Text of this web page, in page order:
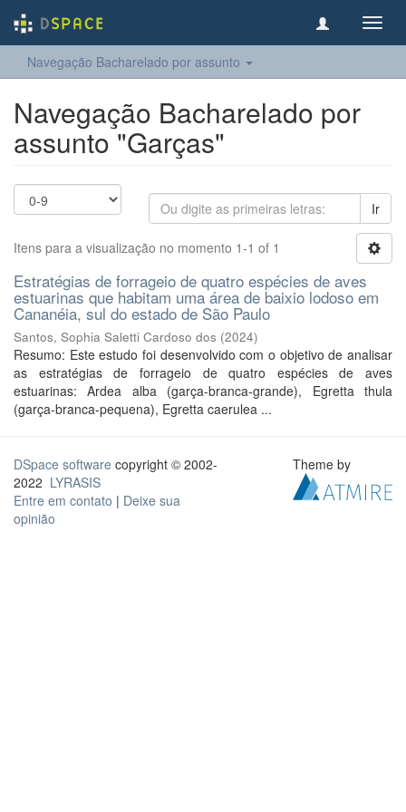
Navegação Bacharelado por assunto
Navegação Bacharelado por
assunto "Garças"
Ir
Itens para a visualização no momento 1-1 of 1
Estratégias de forrageio de quatro espécies de aves
estuarinas que habitam uma área de baixio lodoso em
Cananéia, sul do estado de São Paulo
Santos, Sophia Saletti Cardoso dos (2024)
Resumo: Este estudo foi desenvolvido com o objetivo de analisar
as estratégias de forrageio de quatro espécies de aves
estuarinas: Ardea alba (garça-branca-grande), Egretta thula
(garça-branca-pequena), Egretta caerulea ...
DSpace software copyright © 2002-
2022 LYRASIS
Entre em contato | Deixe sua
opinião
Theme by